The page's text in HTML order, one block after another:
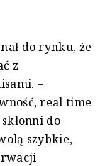
do rynku, że
z
–
real time
do
szybkie,